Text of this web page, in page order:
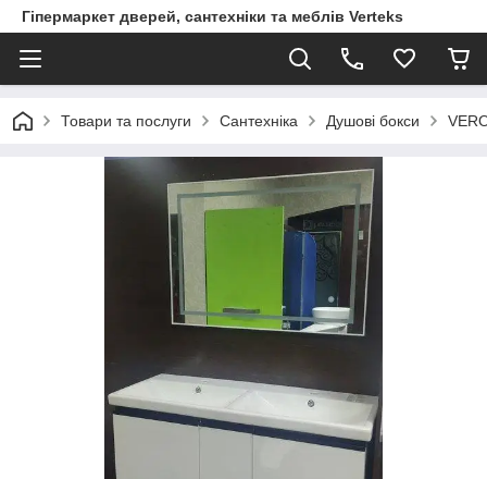
Гіпермаркет дверей, сантехніки та меблів Verteks
Товари та послуги Сантехніка Душові бокси